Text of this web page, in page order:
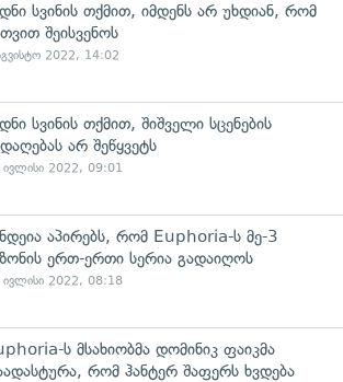
სვინის თქმით, იმდენს არ უხდიან, რომ
შეისვენოს
2022, 14:02
სვინის თქმით, შიშველი სცენების
არ შეწყვეტს
ივლისი 2022, 09:01
აპირებს, რომ Euphoria-ს მე-3
ერთ-ერთი სერია გადაიღოს
ივლისი 2022, 08:18
ს მსახიობმა დომინიკ ფაიკმა
რომ ჰანტერ შაფერს ხვდება